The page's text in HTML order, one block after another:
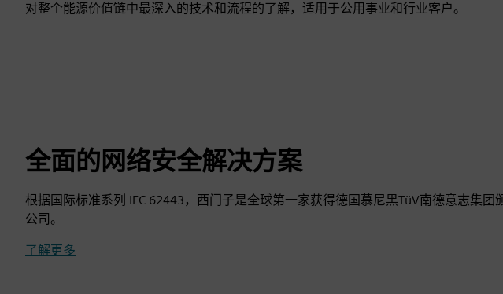
对整个能源价值链中最深入的技术和流程的了解，适用于公用事业和行业客户。
全面的网络安全解决方案
根据国际标准系列 IEC 62443，西门子是全球第一家获得德国慕尼黑TüV南德意志集
公司。
了解更多